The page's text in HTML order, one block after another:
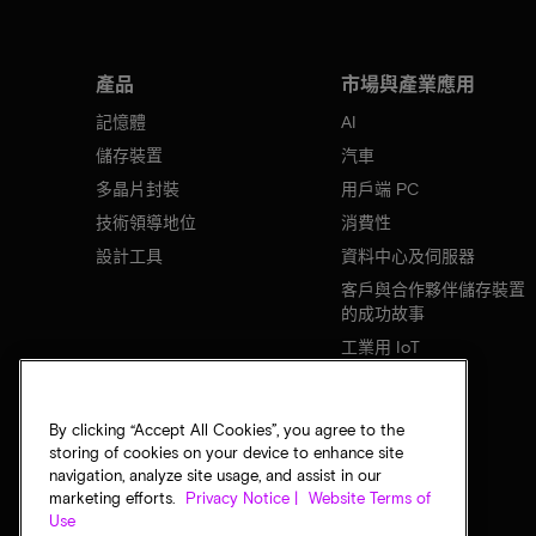
產品
記憶體
儲存裝置
多晶片封裝
技術領導地位
設計工具
市場與產業應用
AI
汽車
用戶端 PC
消費性
資料中心及伺服器
客戶與合作夥伴儲存裝置
的成功故事
工業用 IoT
By clicking “Accept All Cookies”, you agree to the
storing of cookies on your device to enhance site
navigation, analyze site usage, and assist in our
marketing efforts.
Privacy Notice |
Website Terms of
Use